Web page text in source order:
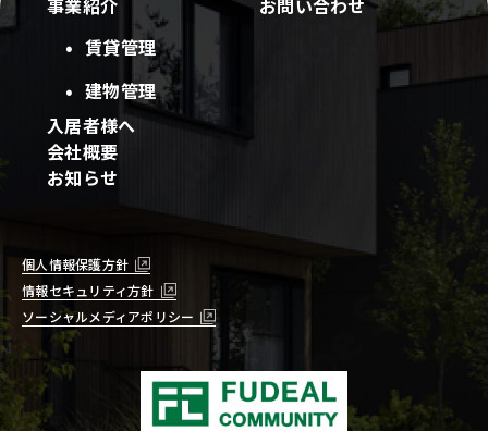
事業紹介
賃貸管理
建物管理
入居者様へ
会社概要
お知らせ
お問い合わせ
個人情報保護方針
ソーシャルメディアポリシー
情報セキュリティ方針